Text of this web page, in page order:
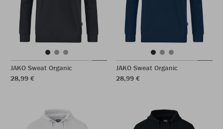
JAKO Sweat Organic
28,99 €
JAKO Sweat Organic
28,99 €